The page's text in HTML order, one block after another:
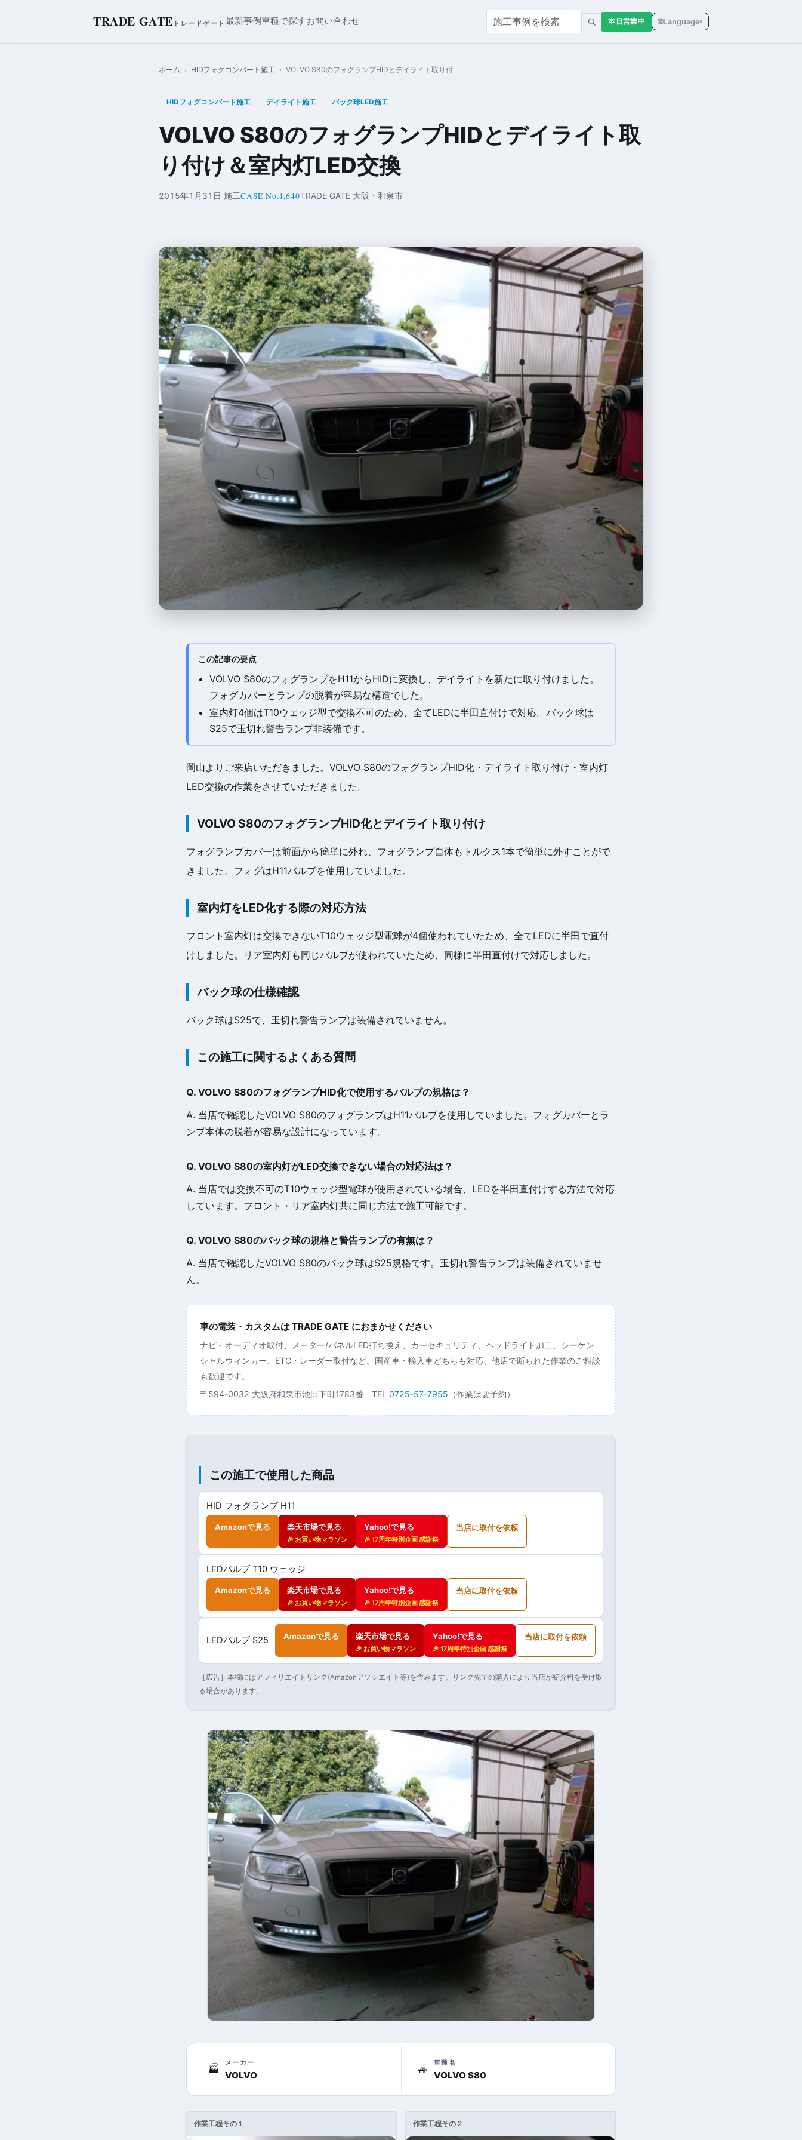
TRADE GATE トレードゲート 最新事例車種で探すお問い合わせ 本日営業中 🌐Language▾
ホーム › HIDフォグコンバート施工 › VOLVO S80のフォグランプHIDとデイライト取り付
HIDフォグコンバート施工 デイライト施工 バック球LED施工
VOLVO S80のフォグランプHIDとデイライト取
り付け＆室内灯LED交換
2015年1月31日 施工CASE No.1,640TRADE GATE 大阪・和泉市
この記事の要点
VOLVO S80のフォグランプをH11からHIDに変換し、デイライトを新たに取り付けました。
フォグカバーとランプの脱着が容易な構造でした。
室内灯4個はT10ウェッジ型で交換不可のため、全てLEDに半田直付けで対応。バック球は
S25で玉切れ警告ランプ非装備です。
岡山よりご来店いただきました。VOLVO S80のフォグランプHID化・デイライト取り付け・室内灯
LED交換の作業をさせていただきました。
VOLVO S80のフォグランプHID化とデイライト取り付け
フォグランプカバーは前面から簡単に外れ、フォグランプ自体もトルクス1本で簡単に外すことがで
きました。フォグはH11バルブを使用していました。
室内灯をLED化する際の対応方法
フロント室内灯は交換できないT10ウェッジ型電球が4個使われていたため、全てLEDに半田で直付
けしました。リア室内灯も同じバルブが使われていたため、同様に半田直付けで対応しました。
バック球の仕様確認
バック球はS25で、玉切れ警告ランプは装備されていません。
この施工に関するよくある質問
Q. VOLVO S80のフォグランプHID化で使用するバルブの規格は？
A. 当店で確認したVOLVO S80のフォグランプはH11バルブを使用していました。フォグカバーとラ
ンプ本体の脱着が容易な設計になっています。
Q. VOLVO S80の室内灯がLED交換できない場合の対応法は？
A. 当店では交換不可のT10ウェッジ型電球が使用されている場合、LEDを半田直付けする方法で対応
しています。フロント・リア室内灯共に同じ方法で施工可能です。
Q. VOLVO S80のバック球の規格と警告ランプの有無は？
A. 当店で確認したVOLVO S80のバック球はS25規格です。玉切れ警告ランプは装備されていませ
ん。
車の電装・カスタムは TRADE GATE におまかせください
ナビ・オーディオ取付、メーター/パネルLED打ち換え、カーセキュリティ、ヘッドライト加工、シーケン
シャルウィンカー、ETC・レーダー取付など。国産車・輸入車どちらも対応、他店で断られた作業のご相談
も歓迎です。
〒594-0032 大阪府和泉市池田下町1783番 TEL 0725-57-7955 （作業は要予約）
この施工で使用した商品
HID フォグランプ H11
Amazonで見る 楽天市場で見る
🎉 お買い物マラソン
Yahoo!で見る
🎉 17周年特別企画 感謝祭
当店に取付を依頼
LEDバルブ T10 ウェッジ
Amazonで見る 楽天市場で見る
🎉 お買い物マラソン
Yahoo!で見る
🎉 17周年特別企画 感謝祭
当店に取付を依頼
LEDバルブ S25 Amazonで見る 楽天市場で見る
🎉 お買い物マラソン
Yahoo!で見る
🎉 17周年特別企画 感謝祭
当店に取付を依頼
［広告］本欄にはアフィリエイトリンク(Amazonアソシエイト等)を含みます。リンク先での購入により当店が紹介料を受け取
る場合があります。
🏭
メーカー
VOLVO
🚙
車種名
VOLVO S80
作業工程その１ 作業工程その２